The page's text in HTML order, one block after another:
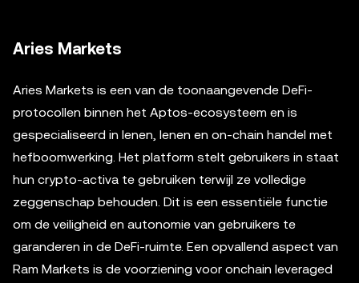
Aries Markets
Aries Markets is een van de toonaangevende DeFi-
protocollen binnen het Aptos-ecosysteem en is
gespecialiseerd in lenen, lenen en on-chain handel met
hefboomwerking. Het platform stelt gebruikers in staat
hun crypto-activa te gebruiken terwijl ze volledige
zeggenschap behouden. Dit is een essentiële functie
om de veiligheid en autonomie van gebruikers te
garanderen in de DeFi-ruimte. Een opvallend aspect van
Ram Markets is de voorziening voor onchain leveraged